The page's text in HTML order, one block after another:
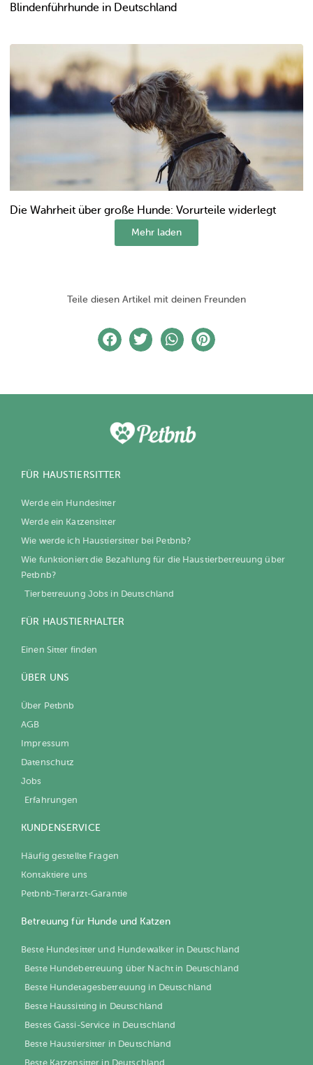
Blindenführhunde in Deutschland
Die Wahrheit über große Hunde: Vorurteile widerlegt
Mehr laden
Teile diesen Artikel mit deinen Freunden
FÜR HAUSTIERSITTER
Werde ein Hundesitter
Werde ein Katzensitter
Wie werde ich Haustiersitter bei Petbnb?
Wie funktioniert die Bezahlung für die Haustierbetreuung über
Petbnb?
Tierbetreuung Jobs in Deutschland
FÜR HAUSTIERHALTER
Einen Sitter finden
ÜBER UNS
Über Petbnb
AGB
Impressum
Datenschutz
Jobs
Erfahrungen
KUNDENSERVICE
Häufig gestellte Fragen
Kontaktiere uns
Petbnb-Tierarzt-Garantie
Betreuung für Hunde und Katzen
Beste Hundesitter und Hundewalker in Deutschland
Beste Hundebetreuung über Nacht in Deutschland
Beste Hundetagesbetreuung in Deutschland
Beste Haussitting in Deutschland
Bestes Gassi-Service in Deutschland
Beste Haustiersitter in Deutschland
Beste Katzensitter in Deutschland